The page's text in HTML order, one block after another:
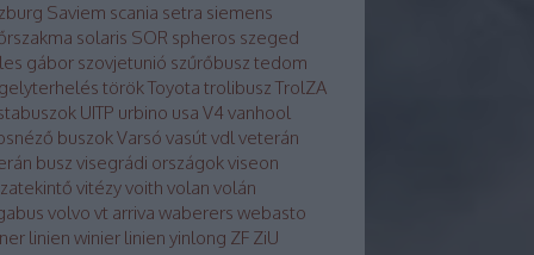
Saviem scania setra siemens
solaris SOR spheros szeged
gábor szovjetunió szűrőbusz tedom
törökToyota trolibusz TrolZA
UITP urbino usa V4 vanhool
buszokVarsó vasút vdlveterán
busz visegrádi országokviseon
vitézyvoith volan volán
volvo vt arriva waberers webasto
linien winier linien yinlong ZF ZiU